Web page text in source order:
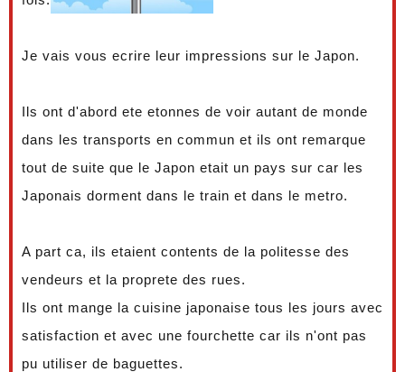
Je vais vous ecrire leur impressions sur le Japon.
Ils ont d'abord ete etonnes de voir autant de monde
dans les transports en commun et ils ont remarque
tout de suite que le Japon etait un pays sur car les
Japonais dorment dans le train et dans le metro.
A part ca, ils etaient contents de la politesse des
vendeurs et la proprete des rues.
Ils ont mange la cuisine japonaise tous les jours avec
satisfaction et avec une fourchette car ils n'ont pas
pu utiliser de baguettes.